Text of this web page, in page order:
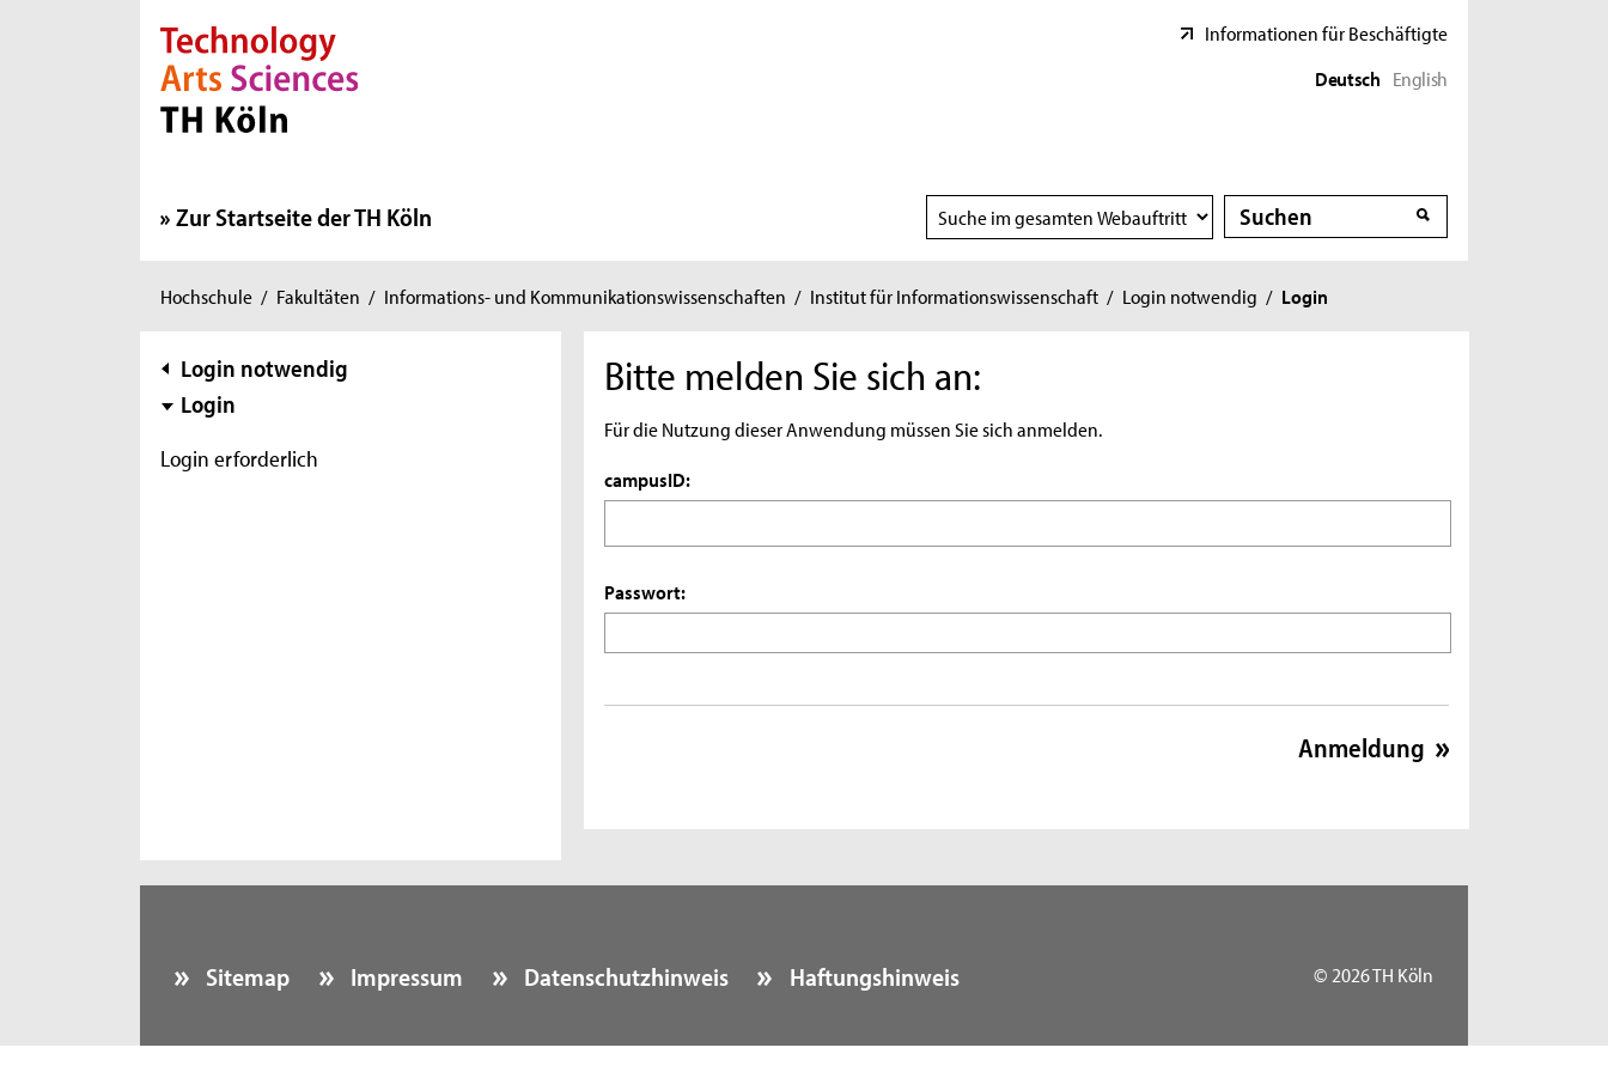
Direkt zur Hauptnavigation
Direkt zur Subnavigation
Direkt zum Inhalt
Direkt zum Fußbereich
Informationen für Beschäftigte
Deutsch English
Zur Startseite der TH Köln
Suchbereich
wählen
Suche
Suche
Sie
hier:
Hochschule / Fakultäten / Informations- und Kommunikationswissenschaften / Institut für Informationswissenschaft / Login notwendig / Login
Subnavigation
Login notwendig
Login
Login erforderlich
Bitte melden Sie sich an:
Für die Nutzung dieser Anwendung müssen Sie sich anmelden.
campusID:
Passwort:
Sitemap Impressum Datenschutzhinweis Haftungshinweis © 2026 TH Köln